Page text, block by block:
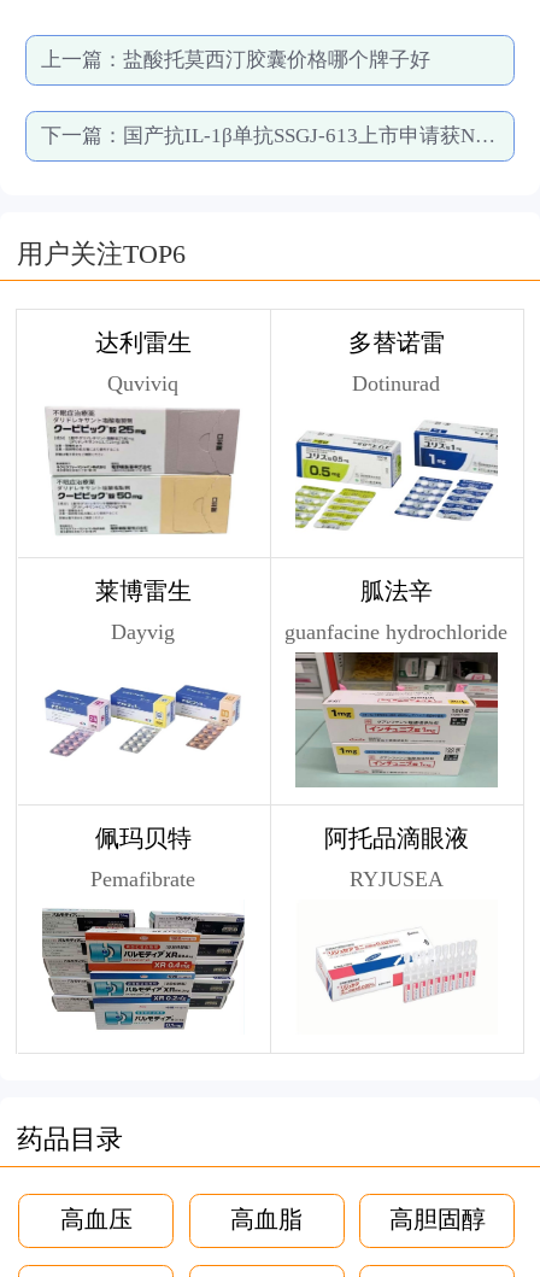
上一篇： 盐酸托莫西汀胶囊价格哪个牌子好
下一篇： 国产抗IL-1β单抗SSGJ-613上市申请获NMPA受理
用户关注TOP6
达利雷生
Quviviq
多替诺雷
Dotinurad
莱博雷生
Dayvig
胍法辛
guanfacine hydrochloride
佩玛贝特
Pemafibrate
阿托品滴眼液
RYJUSEA
药品目录
高血压 高血脂 高胆固醇